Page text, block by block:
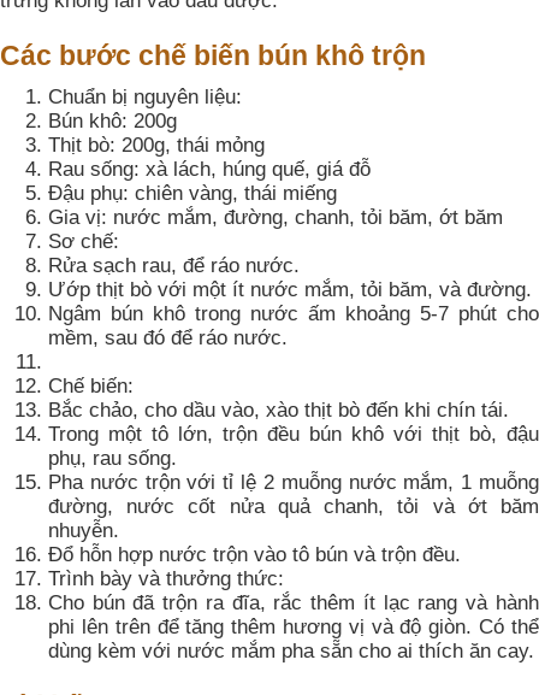
Các bước chế biến bún khô trộn
Chuẩn bị nguyên liệu:
Bún khô: 200g
Thịt bò: 200g, thái mỏng
Rau sống: xà lách, húng quế, giá đỗ
Đậu phụ: chiên vàng, thái miếng
Gia vị: nước mắm, đường, chanh, tỏi băm, ớt băm
Sơ chế:
Rửa sạch rau, để ráo nước.
Ướp thịt bò với một ít nước mắm, tỏi băm, và đường.
Ngâm bún khô trong nước ấm khoảng 5-7 phút cho
mềm, sau đó để ráo nước.
Chế biến:
Bắc chảo, cho dầu vào, xào thịt bò đến khi chín tái.
Trong một tô lớn, trộn đều bún khô với thịt bò, đậu
phụ, rau sống.
Pha nước trộn với tỉ lệ 2 muỗng nước mắm, 1 muỗng
đường, nước cốt nửa quả chanh, tỏi và ớt băm
nhuyễn.
Đổ hỗn hợp nước trộn vào tô bún và trộn đều.
Trình bày và thưởng thức:
Cho bún đã trộn ra đĩa, rắc thêm ít lạc rang và hành
phi lên trên để tăng thêm hương vị và độ giòn. Có thể
dùng kèm với nước mắm pha sẵn cho ai thích ăn cay.